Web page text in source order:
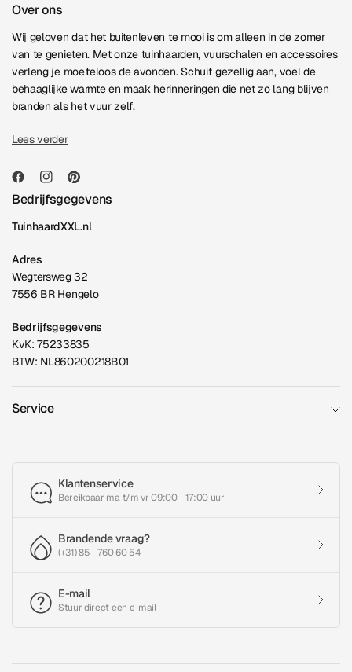
Over ons
Wij geloven dat het buitenleven te mooi is om alleen in de zomer
van te genieten. Met onze tuinhaarden, vuurschalen en accessoires
verleng je moeiteloos de avonden. Schuif gezellig aan, voel de
behaaglijke warmte en maak herinneringen die net zo lang blijven
branden als het vuur zelf.
Lees verder
Bedrijfsgegevens
TuinhaardXXL.nl
Adres
Wegtersweg 32
7556 BR Hengelo
Bedrijfsgegevens
KvK: 75233835
BTW: NL860200218B01
Service
Klantenservice
Bereikbaar ma t/m vr 09:00 - 17:00 uur
Brandende vraag?
(+31) 85 - 760 60 54
E-mail
Stuur direct een e-mail